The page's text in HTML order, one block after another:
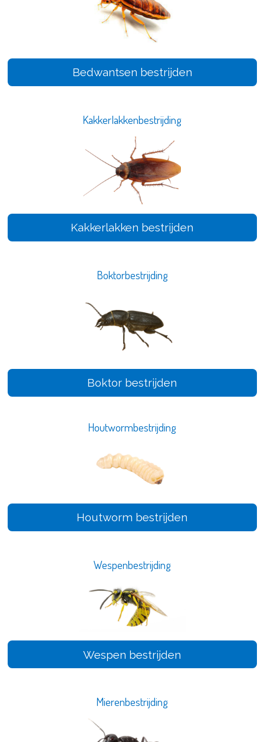
Bedwantsen bestrijden
Kakkerlakkenbestrijding
Kakkerlakken bestrijden
Boktorbestrijding
Boktor bestrijden
Houtwormbestrijding
Houtworm bestrijden
Wespenbestrijding
Wespen bestrijden
Mierenbestrijding